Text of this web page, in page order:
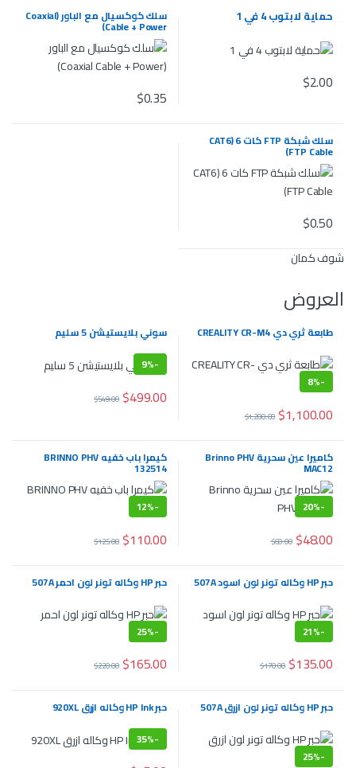
حماية لابتوب 4 في 1
$2.00
سلك كوكسيال مع الباور (Coaxial
Cable + Power)
$0.35
سلك شبكة FTP كات 6 (CAT6
FTP Cable)
$0.50
شوف كمان
العروض
طابعة ثري دي CREALITY CR-M4
-
8%
$1,100.00
$1,200.00
سوني‎‎ ‎‎بلايستيشن5‎‎ ‎ سليم
-
9%
$499.00
$549.00
كاميرا عين سحرية Brinno PHV
MAC12
-
20%
$48.00
$60.00
كيمرا باب خفيه BRINNO PHV
132514
-
12%
$110.00
$125.00
حبر HP وكاله تونر لون اسود 507A
-
21%
$135.00
$170.00
حبر HP وكاله تونر لون احمر 507A
-
25%
$165.00
$220.00
حبر HP وكاله تونر لون ازرق 507A
-
25%
حبر HP Ink وكاله ازرق 920XL
-
35%